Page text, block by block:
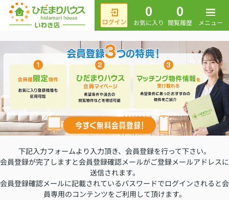
0
お気に入り
0
閲覧履歴 メニュー
下記入力フォームより入力頂き、会員登録を行って下さい。
会員登録が完了しますと会員登録確認メールがご登録メールアドレスに
送信されます。
会員登録確認メールに記載されているパスワードでログインされると会
員専用のコンテンツをご利用して頂けます。